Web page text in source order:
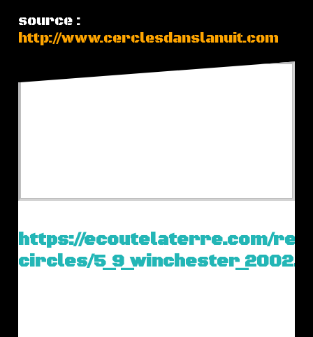
source :
http://www.cerclesdanslanuit.com
https://ecoutelaterre.com/
circles/